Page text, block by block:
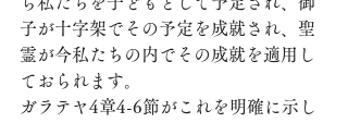
子が十字架でその予定を成就され、聖
霊が今私たちの内でその成就を適用し
ておられます。
ガラテヤ4章4-6節がこれを明確に示し